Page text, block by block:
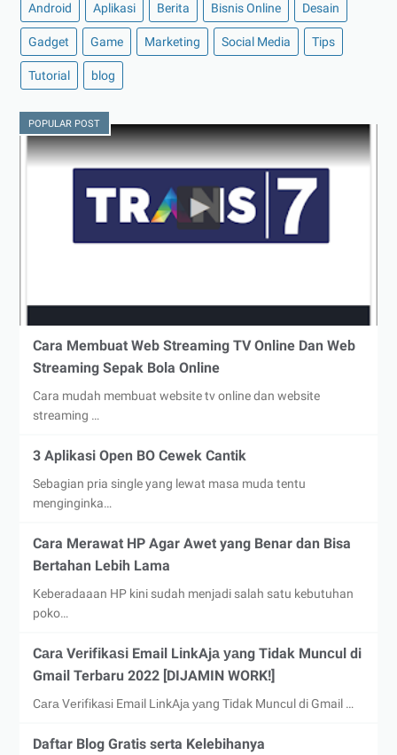
Android Aplikasi Berita Bisnis Online Desain
Gadget Game Marketing Social Media Tips
Tutorial blog
POPULAR POST
Cara Membuat Web Streaming TV Online Dan Web
Streaming Sepak Bola Online
Cara mudah membuat website tv online dan website
streaming …
3 Aplikasi Open BO Cewek Cantik
Sebagian pria single yang lewat masa muda tentu
menginginka…
Cara Merawat HP Agar Awet yang Benar dan Bisa
Bertahan Lebih Lama
Keberadaaan HP kini sudah menjadi salah satu kebutuhan
poko…
Cаrа Vеrіfіkаѕі Email LіnkAjа уаng Tidak Munсul di
Gmail Terbaru 2022 [DIJAMIN WORK!]
Cаrа Vеrіfіkаѕі Email LіnkAjа уаng Tidak Munсul di Gmail …
Daftar Blog Gratis serta Kelebihanya